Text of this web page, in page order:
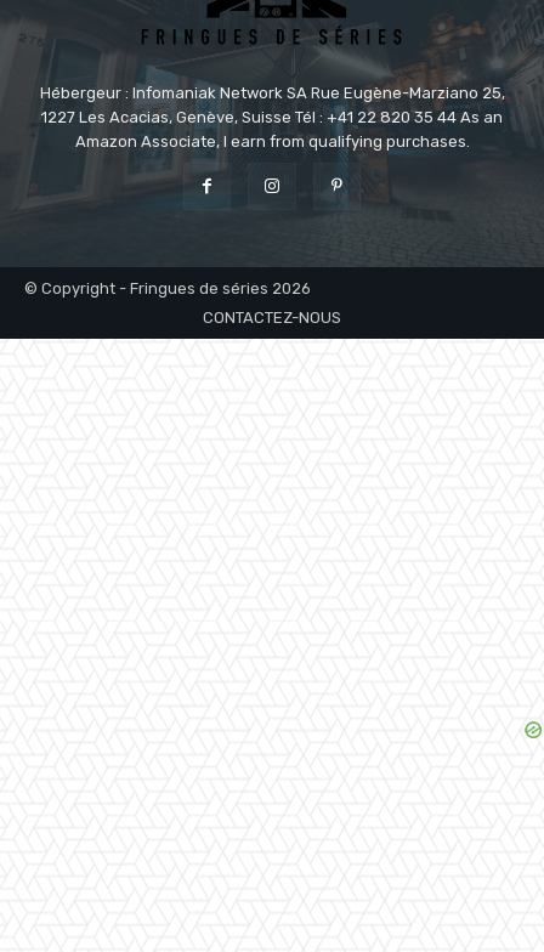
Hébergeur : Infomaniak Network SA Rue Eugène-Marziano 25,
1227 Les Acacias, Genève, Suisse Tél : +41 22 820 35 44 As an
Amazon Associate, I earn from qualifying purchases.
© Copyright - Fringues de séries 2026
CONTACTEZ-NOUS